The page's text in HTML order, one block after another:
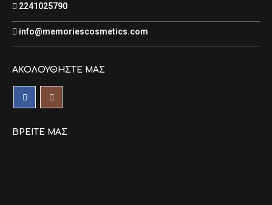
2241025790
info@memoriescosmetics.com
ΑΚΟΛΟΥΘΉΣΤΕ ΜΑΣ
ΒΡΕΊΤΕ ΜΑΣ